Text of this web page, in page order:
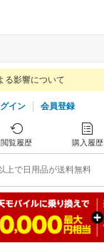
る影響について
イン 会員登録
閲覧履歴 購入履歴
上で日用品が送料無料